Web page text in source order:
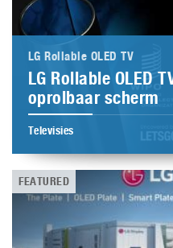
LG Rollable OLED TV
LG Rollable OLED
oprolbaar scherm
Televisies
FEATURED